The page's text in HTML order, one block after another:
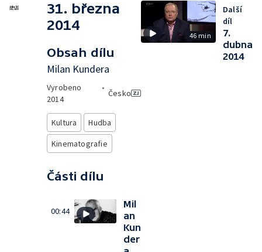
31. března
2014
Obsah dílu
Milan Kundera
Vyrobeno
2014
•
Česko
Kultura
Hudba
Kinematografie
Části dílu
00:44
Mil
an
Kun
der
46 min
Další
díl
7.
dubna
2014